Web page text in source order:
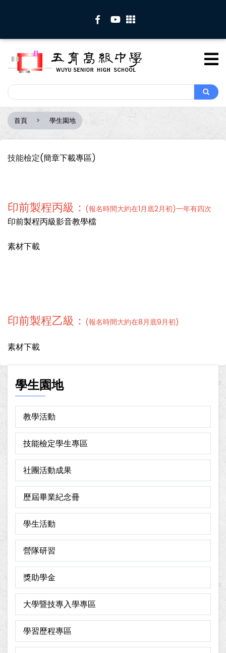
內
Search
Search
導
航
結
首頁 學生園地
技能檢定(簡章下載專區)
印前製程丙級： (報名時間大約在1月底2月初)一年有四次
印前製程丙級影音教學檔
素材下載
印前製程乙級： (報名時間大約在8月底9月初)
素材下載
學生園地
教學活動
技能檢定學生專區
社團活動成果
歷屆畢業紀念冊
學生活動
營隊研習
獎助學金
大學暨技專入學專區
學習歷程專區